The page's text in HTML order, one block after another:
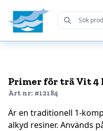
Home Submit
Primer för trä Vit
Art nr: #12184
Är en traditionell 1-
alkyd resiner. Används